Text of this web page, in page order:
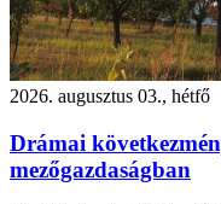
2026. augusztus 03., hétfő
Drámai
mezőgazdaságban